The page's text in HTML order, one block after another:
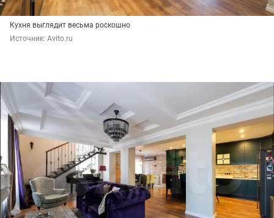
Кухня выглядит весьма роскошно
Источник: Avito.ru